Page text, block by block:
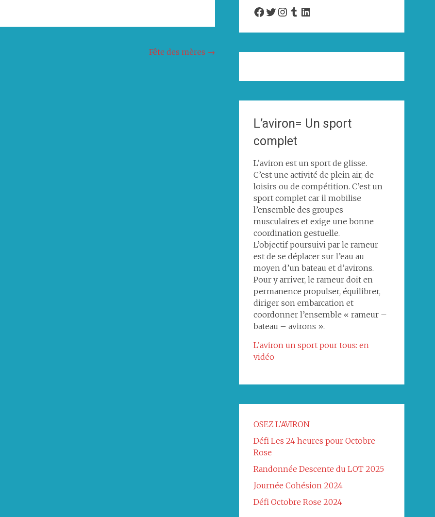
Fête des mères →
Facebook
Twitter
Instagram
Tumblr
LinkedIn
L’aviron= Un sport
complet
L’aviron est un sport de glisse.
C’est une activité de plein air, de
loisirs ou de compétition. C’est un
sport complet car il mobilise
l’ensemble des groupes
musculaires et exige une bonne
coordination gestuelle.
L’objectif poursuivi par le rameur
est de se déplacer sur l’eau au
moyen d’un bateau et d’avirons.
Pour y arriver, le rameur doit en
permanence propulser, équilibrer,
diriger son embarcation et
coordonner l’ensemble « rameur –
bateau – avirons ».
L’aviron un sport pour tous: en
vidéo
OSEZ L’AVIRON
Défi Les 24 heures pour Octobre
Rose
Randonnée Descente du LOT 2025
Journée Cohésion 2024
Défi Octobre Rose 2024